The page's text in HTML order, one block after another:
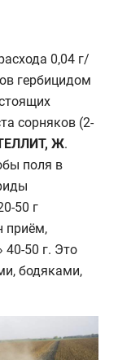
0,04 г/
гербицидом
сорняков (2-
Ж.
поля в
50 г
приём,
40-50 г. Это
бодяками,